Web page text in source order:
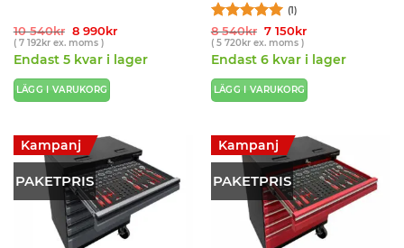
10 540kr Det
ursprungliga
priset
var:
540kr.
8 990krDet
priset
är:
( 7 192krex. moms )
Endast 5 kvar i lager
LÄGG I VARUKORG
Betygsatt5
av 5
(1)
8 540kr Det
ursprungliga
priset
var:
540kr.
7 150krDet
priset
är:
150kr.
( 5 720krex. moms )
Endast 6 kvar i lager
LÄGG I VARUKORG
PAKETPRIS
Kampanj
PAKETPRIS
Kampanj